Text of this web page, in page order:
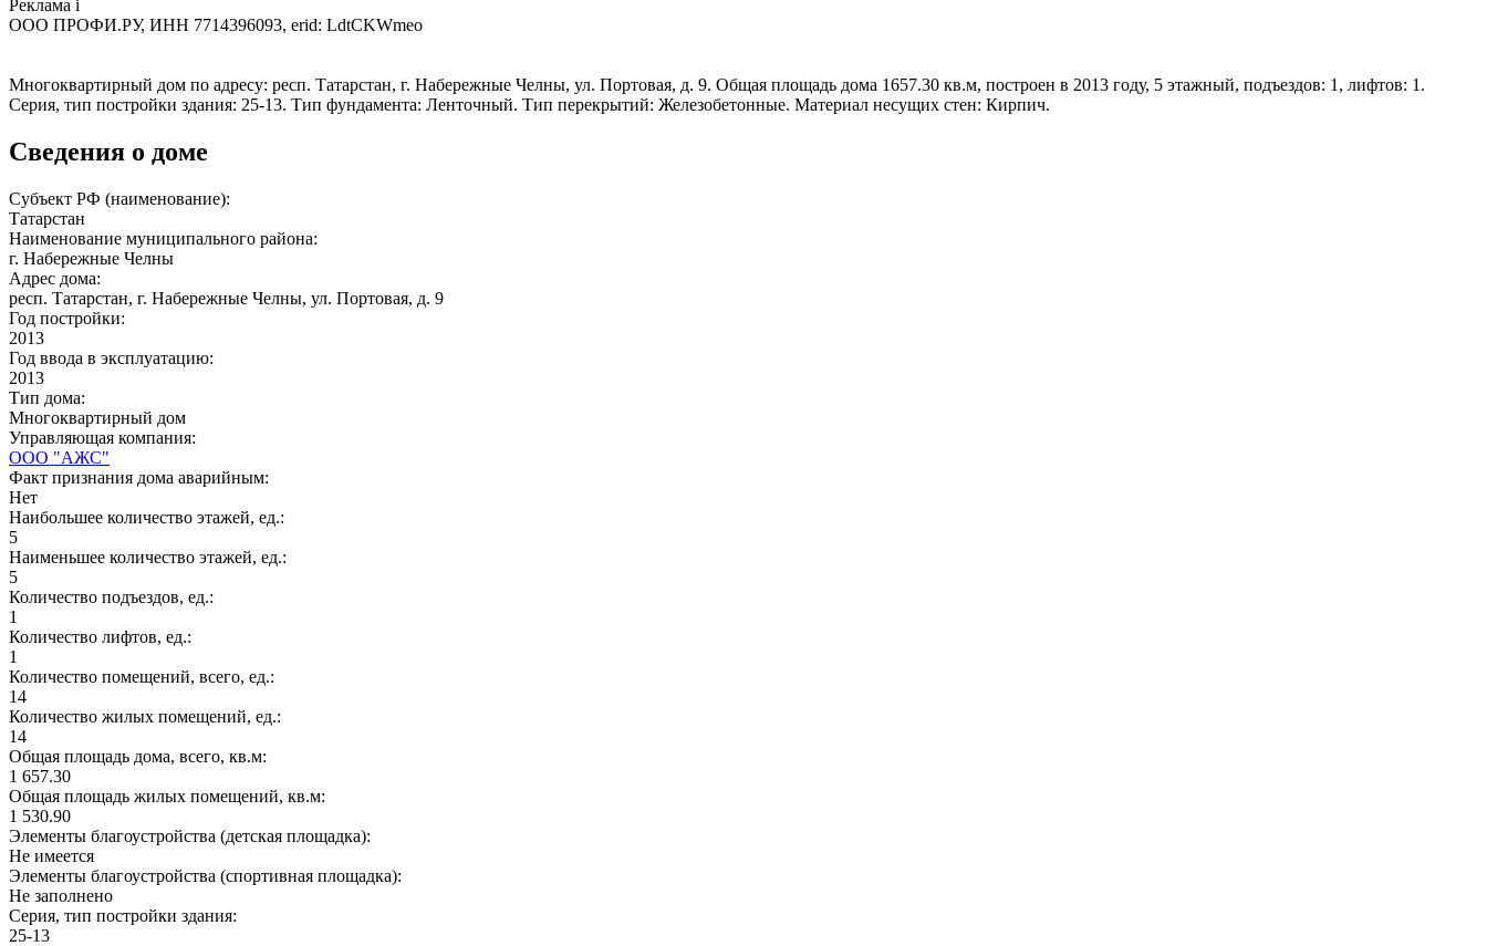
Реклама i
ООО ПРОФИ.РУ, ИНН 7714396093, erid: LdtCKWmeo
Многоквартирный дом по адресу: респ. Татарстан, г. Набережные Челны, ул. Портовая, д. 9. Общая площадь дома 1657.30 кв.м, построен в 2013 году, 5 этажный, подъездов: 1, лифтов: 1.
Серия, тип постройки здания: 25-13. Тип фундамента: Ленточный. Тип перекрытий: Железобетонные. Материал несущих стен: Кирпич.
Сведения о доме
Субъект РФ (наименование):
Татарстан
Наименование муниципального района:
г. Набережные Челны
Адрес дома:
респ. Татарстан, г. Набережные Челны, ул. Портовая, д. 9
Год постройки:
2013
Год ввода в эксплуатацию:
2013
Тип дома:
Многоквартирный дом
Управляющая компания:
ООО "АЖС"
Факт признания дома аварийным:
Нет
Наибольшее количество этажей, ед.:
5
Наименьшее количество этажей, ед.:
5
Количество подъездов, ед.:
1
Количество лифтов, ед.:
1
Количество помещений, всего, ед.:
14
Количество жилых помещений, ед.:
14
Общая площадь дома, всего, кв.м:
1 657.30
Общая площадь жилых помещений, кв.м:
1 530.90
Элементы благоустройства (детская площадка):
Не имеется
Элементы благоустройства (спортивная площадка):
Не заполнено
Серия, тип постройки здания:
25-13